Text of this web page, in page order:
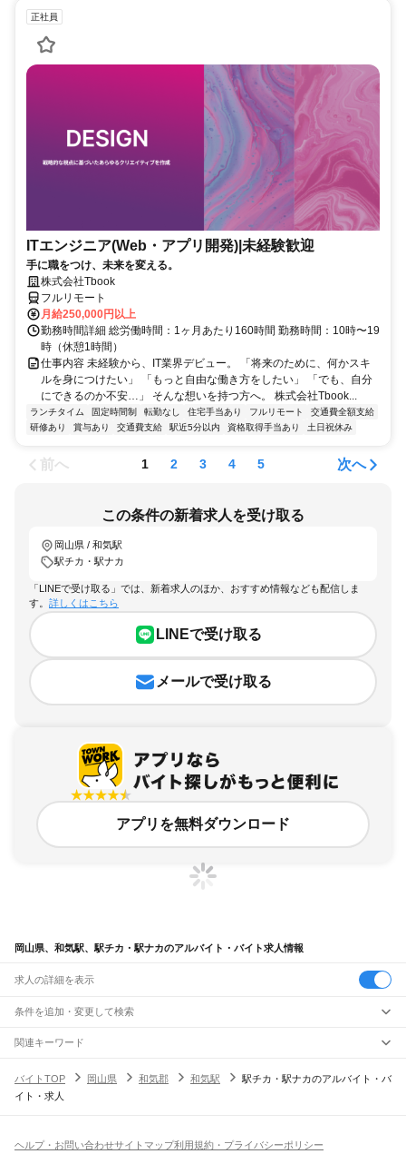
正社員
ITエンジニア(Web・アプリ開発)|未経験歓迎
手に職をつけ、未来を変える。
株式会社Tbook
フルリモート
月給250,000円以上
勤務時間詳細 総労働時間：1ヶ月あたり160時間 勤務時間：10時〜19
時（休憩1時間）
仕事内容 未経験から、IT業界デビュー。 「将来のために、何かスキ
ルを身につけたい」 「もっと自由な働き方をしたい」 「でも、自分
にできるのか不安…」 そんな想いを持つ方へ。 株式会社Tbook...
ランチタイム 固定時間制 転勤なし 住宅手当あり フルリモート
交通費全額支給
研修あり
賞与あり 交通費支給 駅近5分以内 資格取得手当あり 土日祝休み
前へ 1 2 3 4 5 次へ
この条件の新着求人を受け取る
岡山県 / 和気駅
駅チカ・駅ナカ
「LINEで受け取る」では、新着求人のほか、おすすめ情報なども配信しま
す。 詳しくはこちら
LINEで受け取る
メールで受け取る
アプリを無料ダウンロード
岡山県、和気駅、駅チカ・駅ナカのアルバイト・バイト求人情報
求人の詳細を表示
条件を追加・変更して検索
市区町村を追加・変更
岡山県すべて
岡山市
真庭市美作市浅口市和気郡都窪郡浅口郡小田郡真庭郡苫田郡勝田郡
駅を追加・変更
JR山陽本線(岡山～三原)
職種を追加・変更
飲食・フードサービスすべて
関連キーワード
バイトTOP
岡山県 和気郡 和気駅
駅チカ・駅ナカのアルバイト・バ
イト・求人
ヘルプ・お問い合わせサイトマップ利用規約・プライバシーポリシー